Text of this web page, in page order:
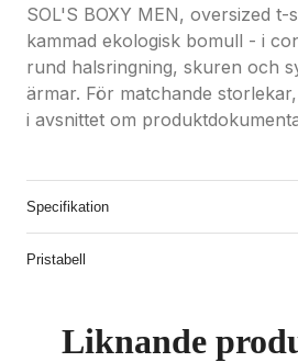
SOL'S BOXY MEN, oversized
kammad ekologisk bomull - i
rund halsringning, skuren och
ärmar. För matchande
i avsnittet om
Specifikation
Pristabell
Liknande